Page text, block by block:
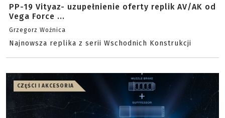
PP-19 Vityaz- uzupełnienie oferty replik AV/AK od
Vega Force ...
Grzegorz Woźnica
Najnowsza replika z serii Wschodnich Konstrukcji
CZĘŚCI I AKCESORIA